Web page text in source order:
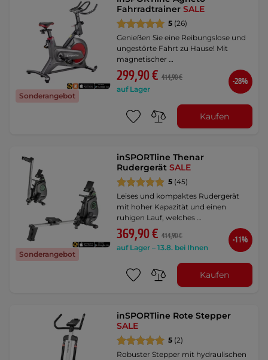
Sonderangebot
FahrradtrainerSALE
5 (26)
Genießen Sie eine Reibungslose und
ungestörte Fahrt zu Hause! Mit
magnetischer …
299,90 € 414,90 €
auf Lager
-28%
Kaufen
Sonderangebot
inSPORTline Thenar
RudergerätSALE
5 (45)
Leises und kompaktes Rudergerät
mit hoher Kapazität und einen
ruhigen Lauf, welches …
369,90 € 414,90 €
auf Lager – 13.8. bei Ihnen
-11%
Kaufen
inSPORTline Rote Stepper
SALE
5 (2)
Robuster Stepper mit hydraulischen